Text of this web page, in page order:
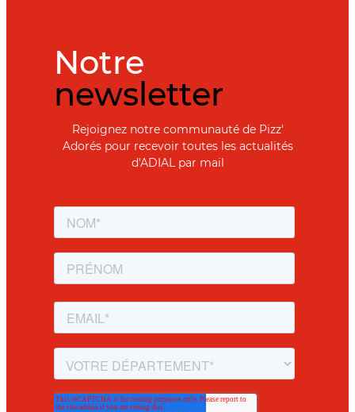
Notre
newsletter
Rejoignez notre communauté de Pizz'
Adorés pour recevoir toutes les actualités
d'ADIAL par mail